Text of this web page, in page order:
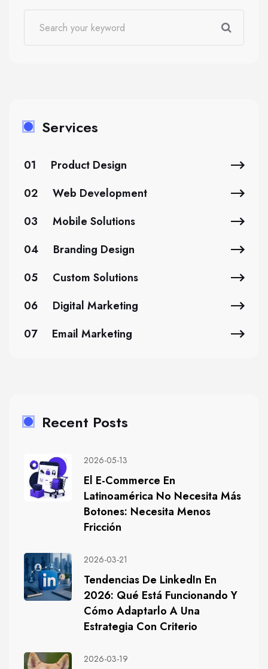
Services
01
Product Design
02
Web Development
03
Mobile Solutions
04
Branding Design
05
Custom Solutions
06
Digital Marketing
07
Email Marketing
Recent Posts
2026-05-13
El E-Commerce En
Latinoamérica No Necesita Más
Botones: Necesita Menos
Fricción
2026-03-21
Tendencias De LinkedIn En
2026: Qué Está Funcionando Y
Cómo Adaptarlo A Una
Estrategia Con Criterio
2026-03-19